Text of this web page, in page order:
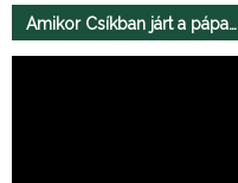
Amikor Csíkban járt a pápa…